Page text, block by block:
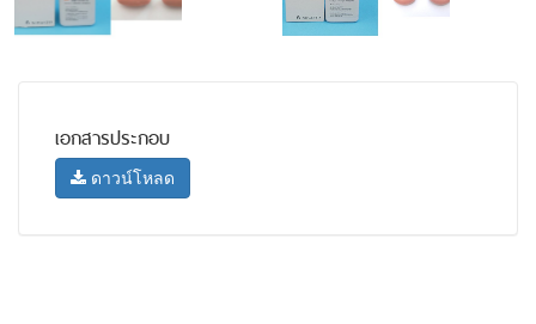
เอกสารประกอบ
ดาวน์โหลด